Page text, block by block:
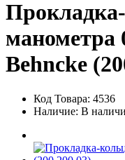
манометра
Behncke
Код Товара: 4536
Наличие: В